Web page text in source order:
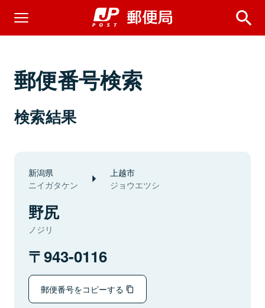
郵便番号検索
検索結果
新潟県
ニイガタケン
上越市
ジョウエツシ
野尻
ノジリ
943-0116
郵便番号をコピーする